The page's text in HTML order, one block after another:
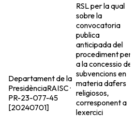
Departament de la
PresidènciaRAISC ·
PR-23-077-45
[20240701]
RSL per la qual
sobre la
convocatoria
publica
anticipada del
procediment per
a la concessio de
subvencions en
materia dafers
religiosos,
corresponent a
lexercici